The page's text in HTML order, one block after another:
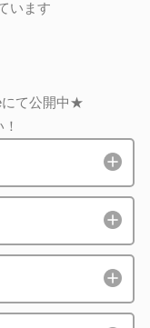
います
にて公開中★